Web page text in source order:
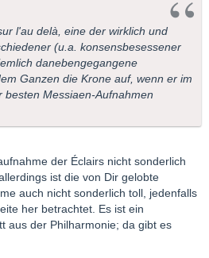
l'au delà, eine der wirklich und
(u.a. konsensbesessener
danebengegangene
Ganzen die Krone auf, wenn er im
besten Messiaen-Aufnahmen
der Éclairs nicht sonderlich
ist die von Dir gelobte
auch nicht sonderlich toll, jedenfalls
her betrachtet. Es ist ein
aus der Philharmonie; da gibt es